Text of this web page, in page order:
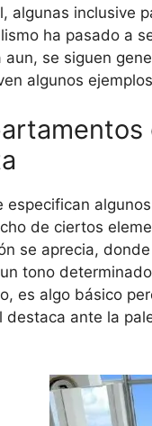
algunas inclusive
ha pasado a
se siguen
algunos
especifican
de ciertos
se aprecia,
tono
es algo básico
destaca ante la